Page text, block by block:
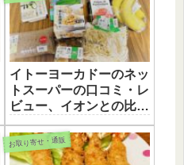
イトーヨーカドーのネッ
トスーパーの口コミ・レ
ビュー、イオンとの比較
も。
お取り寄せ・通販